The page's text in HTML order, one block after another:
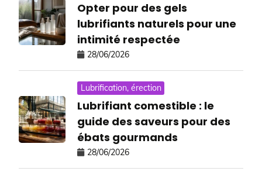
Opter pour des gels
lubrifiants naturels pour une
intimité respectée
28/06/2026
Lubrification, érection
Lubrifiant comestible : le
guide des saveurs pour des
ébats gourmands
28/06/2026